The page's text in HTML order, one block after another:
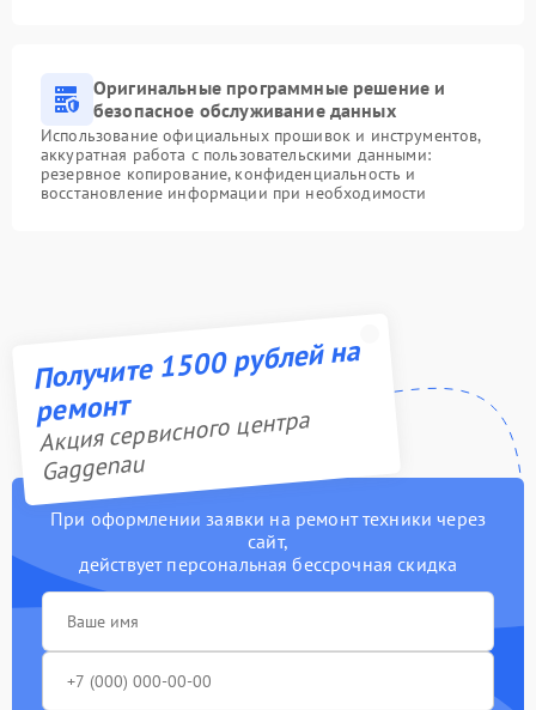
Оригинальные программные решение и
безопасное обслуживание данных
Использование официальных прошивок и инструментов,
аккуратная работа с пользовательскими данными:
резервное копирование, конфиденциальность и
восстановление информации при необходимости
Получите 1500 рублей на
ремонт
Акция сервисного центра
Gaggenau
При оформлении заявки на ремонт техники через
сайт,
действует персональная бессрочная скидка